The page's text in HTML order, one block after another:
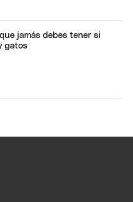
jamás debes tener si
gatos